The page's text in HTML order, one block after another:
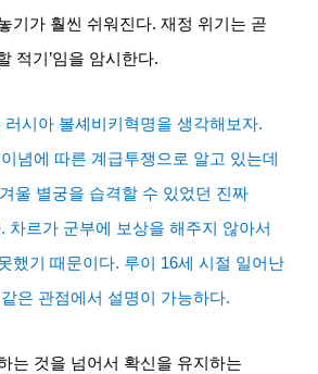
기가 훨씬 쉬워진다.재정 위기는 곧
적기 ’임을 암시한다.
러시아 볼셰비키혁명을 생각해보자.
념에 따른 계급투쟁으로 알고 있는데
울 별궁을 습격할 수 있었던 진짜
. 차르가 군부에 보상을 해주지 않아서
했기 때문이다. 루이 16세 시절 일어난
은 관점에서 설명이 가능하다.
는 것을 넘어서 확신을 유지하는